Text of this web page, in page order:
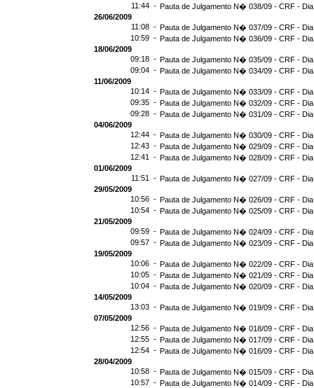
11:44 - Pauta de Julgamento N� 038/09 - CRF -
26/06/2009
11:08 - Pauta de Julgamento N� 037/09 - CRF -
10:59 - Pauta de Julgamento N� 036/09 - CRF -
18/06/2009
09:18 - Pauta de Julgamento N� 035/09 - CRF -
09:04 - Pauta de Julgamento N� 034/09 - CRF -
11/06/2009
10:14 - Pauta de Julgamento N� 033/09 - CRF -
09:35 - Pauta de Julgamento N� 032/09 - CRF -
09:28 - Pauta de Julgamento N� 031/09 - CRF -
04/06/2009
12:44 - Pauta de Julgamento N� 030/09 - CRF -
12:43 - Pauta de Julgamento N� 029/09 - CRF -
12:41 - Pauta de Julgamento N� 028/09 - CRF -
01/06/2009
11:51 - Pauta de Julgamento N� 027/09 - CRF -
29/05/2009
10:56 - Pauta de Julgamento N� 026/09 - CRF -
10:54 - Pauta de Julgamento N� 025/09 - CRF -
21/05/2009
09:59 - Pauta de Julgamento N� 024/09 - CRF -
09:57 - Pauta de Julgamento N� 023/09 - CRF -
19/05/2009
10:06 - Pauta de Julgamento N� 022/09 - CRF -
10:05 - Pauta de Julgamento N� 021/09 - CRF -
10:04 - Pauta de Julgamento N� 020/09 - CRF -
14/05/2009
13:03 - Pauta de Julgamento N� 019/09 - CRF -
07/05/2009
12:56 - Pauta de Julgamento N� 018/09 - CRF -
12:55 - Pauta de Julgamento N� 017/09 - CRF -
12:54 - Pauta de Julgamento N� 016/09 - CRF -
28/04/2009
10:58 - Pauta de Julgamento N� 015/09 - CRF -
10:57 - Pauta de Julgamento N� 014/09 - CRF -